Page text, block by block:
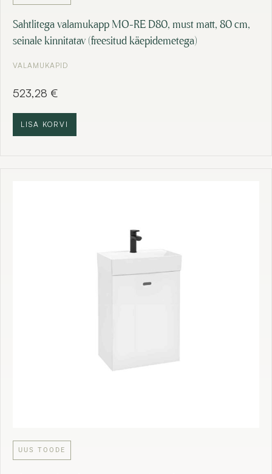
Sahtlitega valamukapp MO-RE D80, must matt, 80 cm,
seinale kinnitatav (freesitud käepidemetega)
VALAMUKAPID
523,28 €
LISA KORVI
UUS TOODE